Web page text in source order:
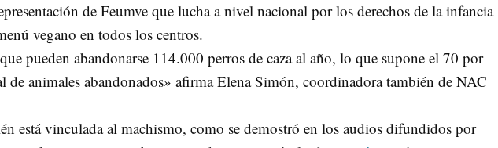
de Feumve que lucha a nivel nacional por los derechos de la infancia
vegano en todos los centros.
pueden abandonarse 114.000 perros de caza al año, lo que supone el 70 por
de animales abandonados» afirma Elena Simón, coordinadora también de NAC
está vinculada al machismo, como se demostró en los audios difundidos por